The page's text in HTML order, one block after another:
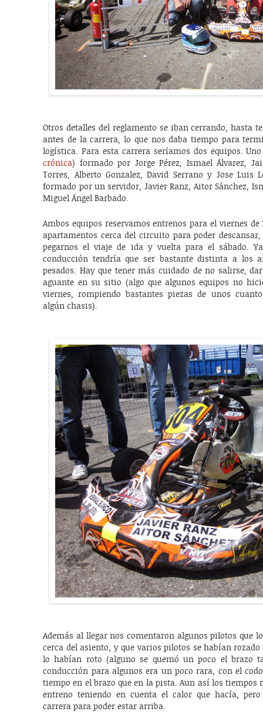
Otros detalles del reglamento se iban cerrando, hasta
antes de la carrera, lo que nos daba tiempo para
logística. Para esta carrera seríamos dos equipos.
crónica) formado por Jorge Pérez, Ismael Álvarez,
Torres, Alberto Gonzalez, David Serrano y Jose Luis
formado por un servidor, Javier Ranz, Aitor Sánchez,
Miguel Ángel Barbado.
Ambos equipos reservamos entrenos para el viernes de
apartamentos cerca del circuito para poder
pegarnos el viaje de ida y vuelta para el sábado.
conducción tendría que ser bastante distinta a los
pesados. Hay que tener más cuidado de no salirse,
aguante en su sitio (algo que algunos equipos no
viernes, rompiendo bastantes piezas de unos
algún chasis).
Además al llegar nos comentaron algunos pilotos que
cerca del asiento, y que varios pilotos se habían
lo habían roto (alguno se quemó un poco el brazo
conducción para algunos era un poco rara, con el
tiempo en el brazo que en la pista. Aun así los tiempos
entreno teniendo en cuenta el calor que hacía,
carrera para poder estar arriba.